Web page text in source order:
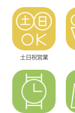
土日祝営業